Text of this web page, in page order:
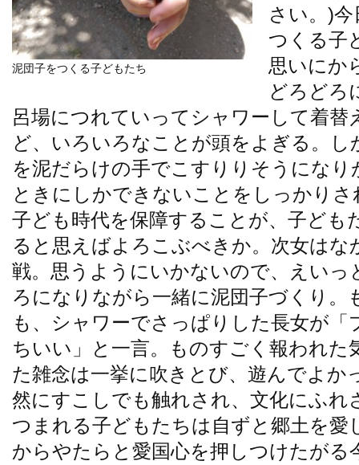
泥団子をつくる子どもたち
さい。)
つくる子
思いにか
どろどろ
呂場につれていってシャワーして着
ど、いろいろなことが頭をよぎる。
を泥だらけの手でこすりりそうにな
ときにしかできないことをしっかり
子ども時代を保障することが、子ども
ると思えばよろこぶべきか。次女はな
戦。思うようにいかないので、えいっ
ろになりながら一緒に泥団子づくり。
も、シャワーでさっぱりした長女が
ちいい」と一言。ものすごく報われた
た雑念は一挙に吹きとび、遊んでよか
然にすこしでも触れされ、文化にふれ
つまれる子どもたちは自ずと郷土を愛
からやたらと愛国心を押しつけたがる